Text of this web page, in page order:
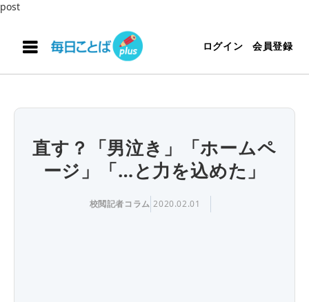
post
ログイン 会員登録
直す？「男泣き」「ホームペ
ージ」「…と力を込めた」
校閲記者コラム 2020.02.01